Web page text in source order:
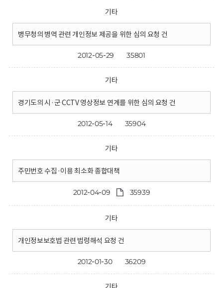
기타
병무청의 병역 관련 개인정보 제공을 위한 심의 요청 건
2012-05-29 35801
기타
경기도의 시·군 CCTV 영상정보 연계를 위한 심의 요청 건
2012-05-14 35904
기타
주민번호 수집·이용 최소화 종합대책
2012-04-09 35939
기타
개인정보보호법 관련 법령해석 요청 건
2012-01-30 36209